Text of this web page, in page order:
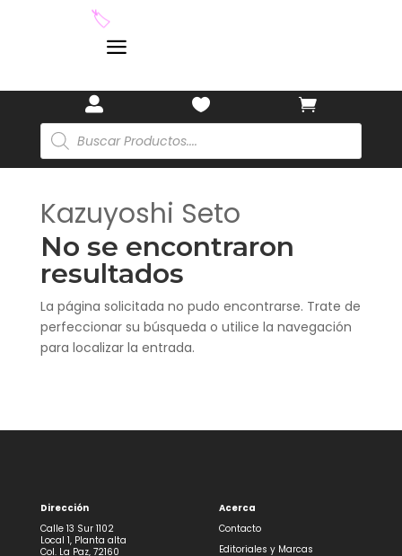
a
 

Búsqueda
de
productos
Kazuyoshi Seto
No se encontraron
resultados
La página solicitada no pudo encontrarse. Trate de
perfeccionar su búsqueda o utilice la navegación
para localizar la entrada.
Dirección
Calle 13 Sur 1102
Local 1, Planta alta
Col. La Paz, 72160
Acerca
Contacto
Editoriales y Marcas
🏷️